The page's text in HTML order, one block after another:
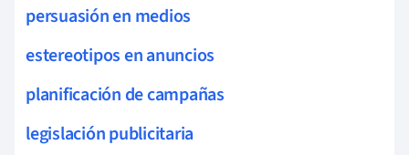
persuasión en medios
estereotipos en anuncios
planificación de campañas
legislación publicitaria